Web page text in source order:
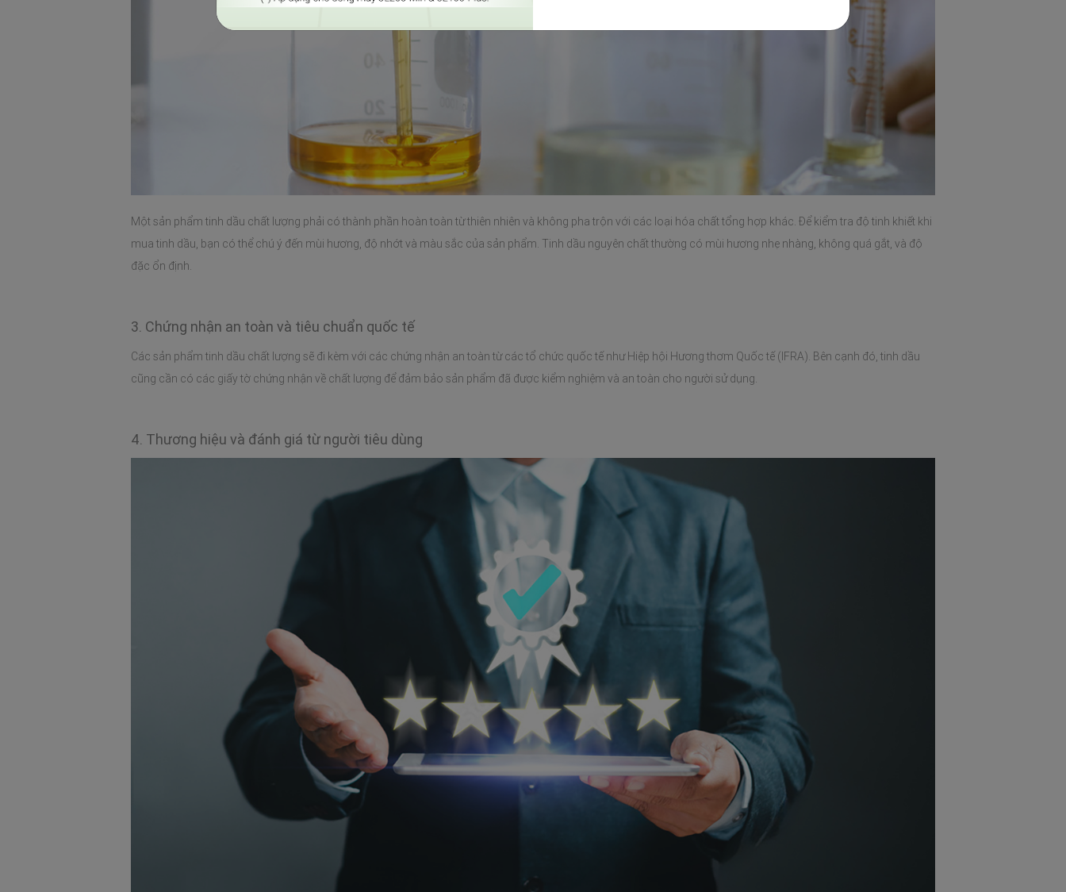
Một sản phẩm tinh dầu chất lượng phải có thành phần hoàn toàn từ thiên nhiên và không pha trộn với các loại hóa chất tổng hợp khác. Để kiểm tra độ tinh khiết khi
mua tinh dầu, bạn có thể chú ý đến mùi hương, độ nhớt và màu sắc của sản phẩm. Tinh dầu nguyên chất thường có mùi hương nhẹ nhàng, không quá gắt, và độ
đặc ổn định.
3. Chứng nhận an toàn và tiêu chuẩn quốc tế
Các sản phẩm tinh dầu chất lượng sẽ đi kèm với các chứng nhận an toàn từ các tổ chức quốc tế như Hiệp hội Hương thơm Quốc tế (IFRA). Bên cạnh đó, tinh dầu
cũng cần có các giấy tờ chứng nhận về chất lượng để đảm bảo sản phẩm đã được kiểm nghiệm và an toàn cho người sử dụng.
4. Thương hiệu và đánh giá từ người tiêu dùng